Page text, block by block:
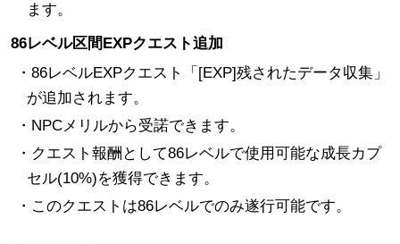
ます。
86レベル区間EXPクエスト追加
・86レベルEXPクエスト「[EXP]残されたデータ収集」
が追加されます。
・NPCメリルから受諾できます。
・クエスト報酬として86レベルで使用可能な成長カプ
セル(10%)を獲得できます。
・このクエストは86レベルでのみ遂行可能です。